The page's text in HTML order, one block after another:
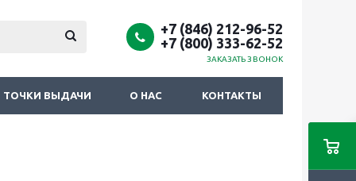
+7 (846) 212-96-52
+7 (800) 333-62-52
ЗАКАЗАТЬ ЗВОНОК
ТОЧКИ ВЫДАЧИ О НАС КОНТАКТЫ